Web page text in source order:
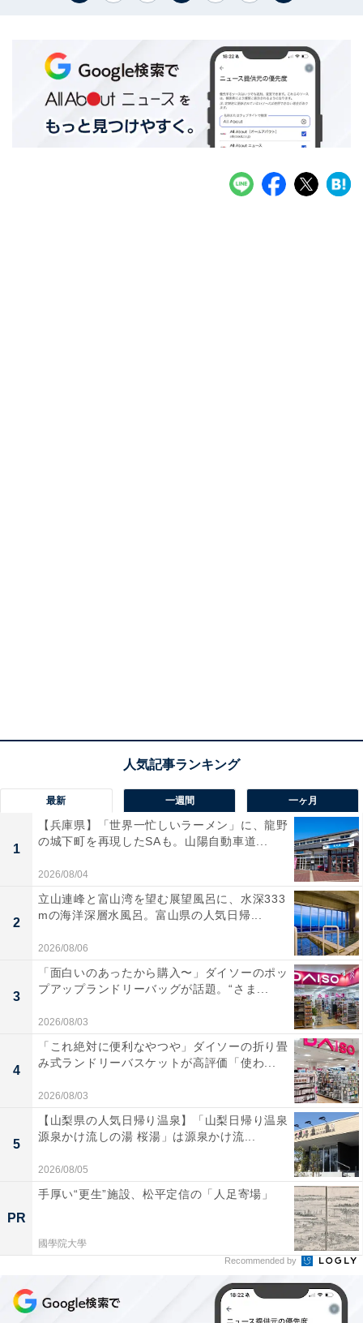
最新 一週間 一ヶ月
1
【兵庫県】「世界一忙しいラーメン」に、龍野
の城下町を再現したSAも。山陽自動車道...
2026/08/04
2
立山連峰と富山湾を望む展望風呂に、水深333
mの海洋深層水風呂。富山県の人気日帰...
2026/08/06
3
「面白いのあったから購入〜」ダイソーのポッ
プアップランドリーバッグが話題。“さま...
2026/08/03
4
「これ絶対に便利なやつや」ダイソーの折り畳
み式ランドリーバスケットが高評価「使わ...
2026/08/03
5
【山梨県の人気日帰り温泉】「山梨日帰り温泉
源泉かけ流しの湯 桜湯」は源泉かけ流...
2026/08/05
PR
手厚い“更生”施設、松平定信の「人足寄場」
國學院大學
Recommended by